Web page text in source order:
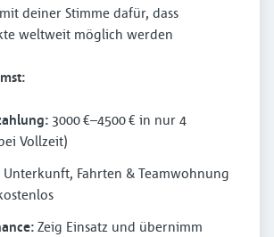
deiner Stimme dafür, dass
weltweit möglich werden
3000 €–4500 € in nur 4
Vollzeit)
Unterkunft, Fahrten & Teamwohnung
Zeig Einsatz und übernimm